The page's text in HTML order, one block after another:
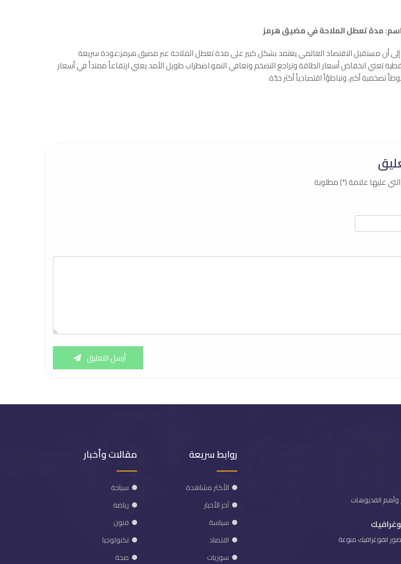
مدة تعطل الملاحة في مضيق هرمز
إلى أن مستقبل الاقتصاد العالمي يعتمد بشكل كبير على مدة تعطل الملاحة عبر مضيق هرمز:عودة سريعة
تعني انخفاض أسعار الطاقة وتراجع التضخم وتعافي النمو.اضطراب طويل الأمد يعني ارتفاعاً ممتداً في أسعار
عليها علامة (*) مطلوبة
أرسل التعليق
وأهم الفديوهات
انفوغرافيك منوعة
روابط سريعة
الأكثر مشاهدة
آخر الأخبار
سياسة
اقتصاد
سوريات
مقالات وأخبار
سياحة
رياضة
فنون
تكنولوجيا
صحة